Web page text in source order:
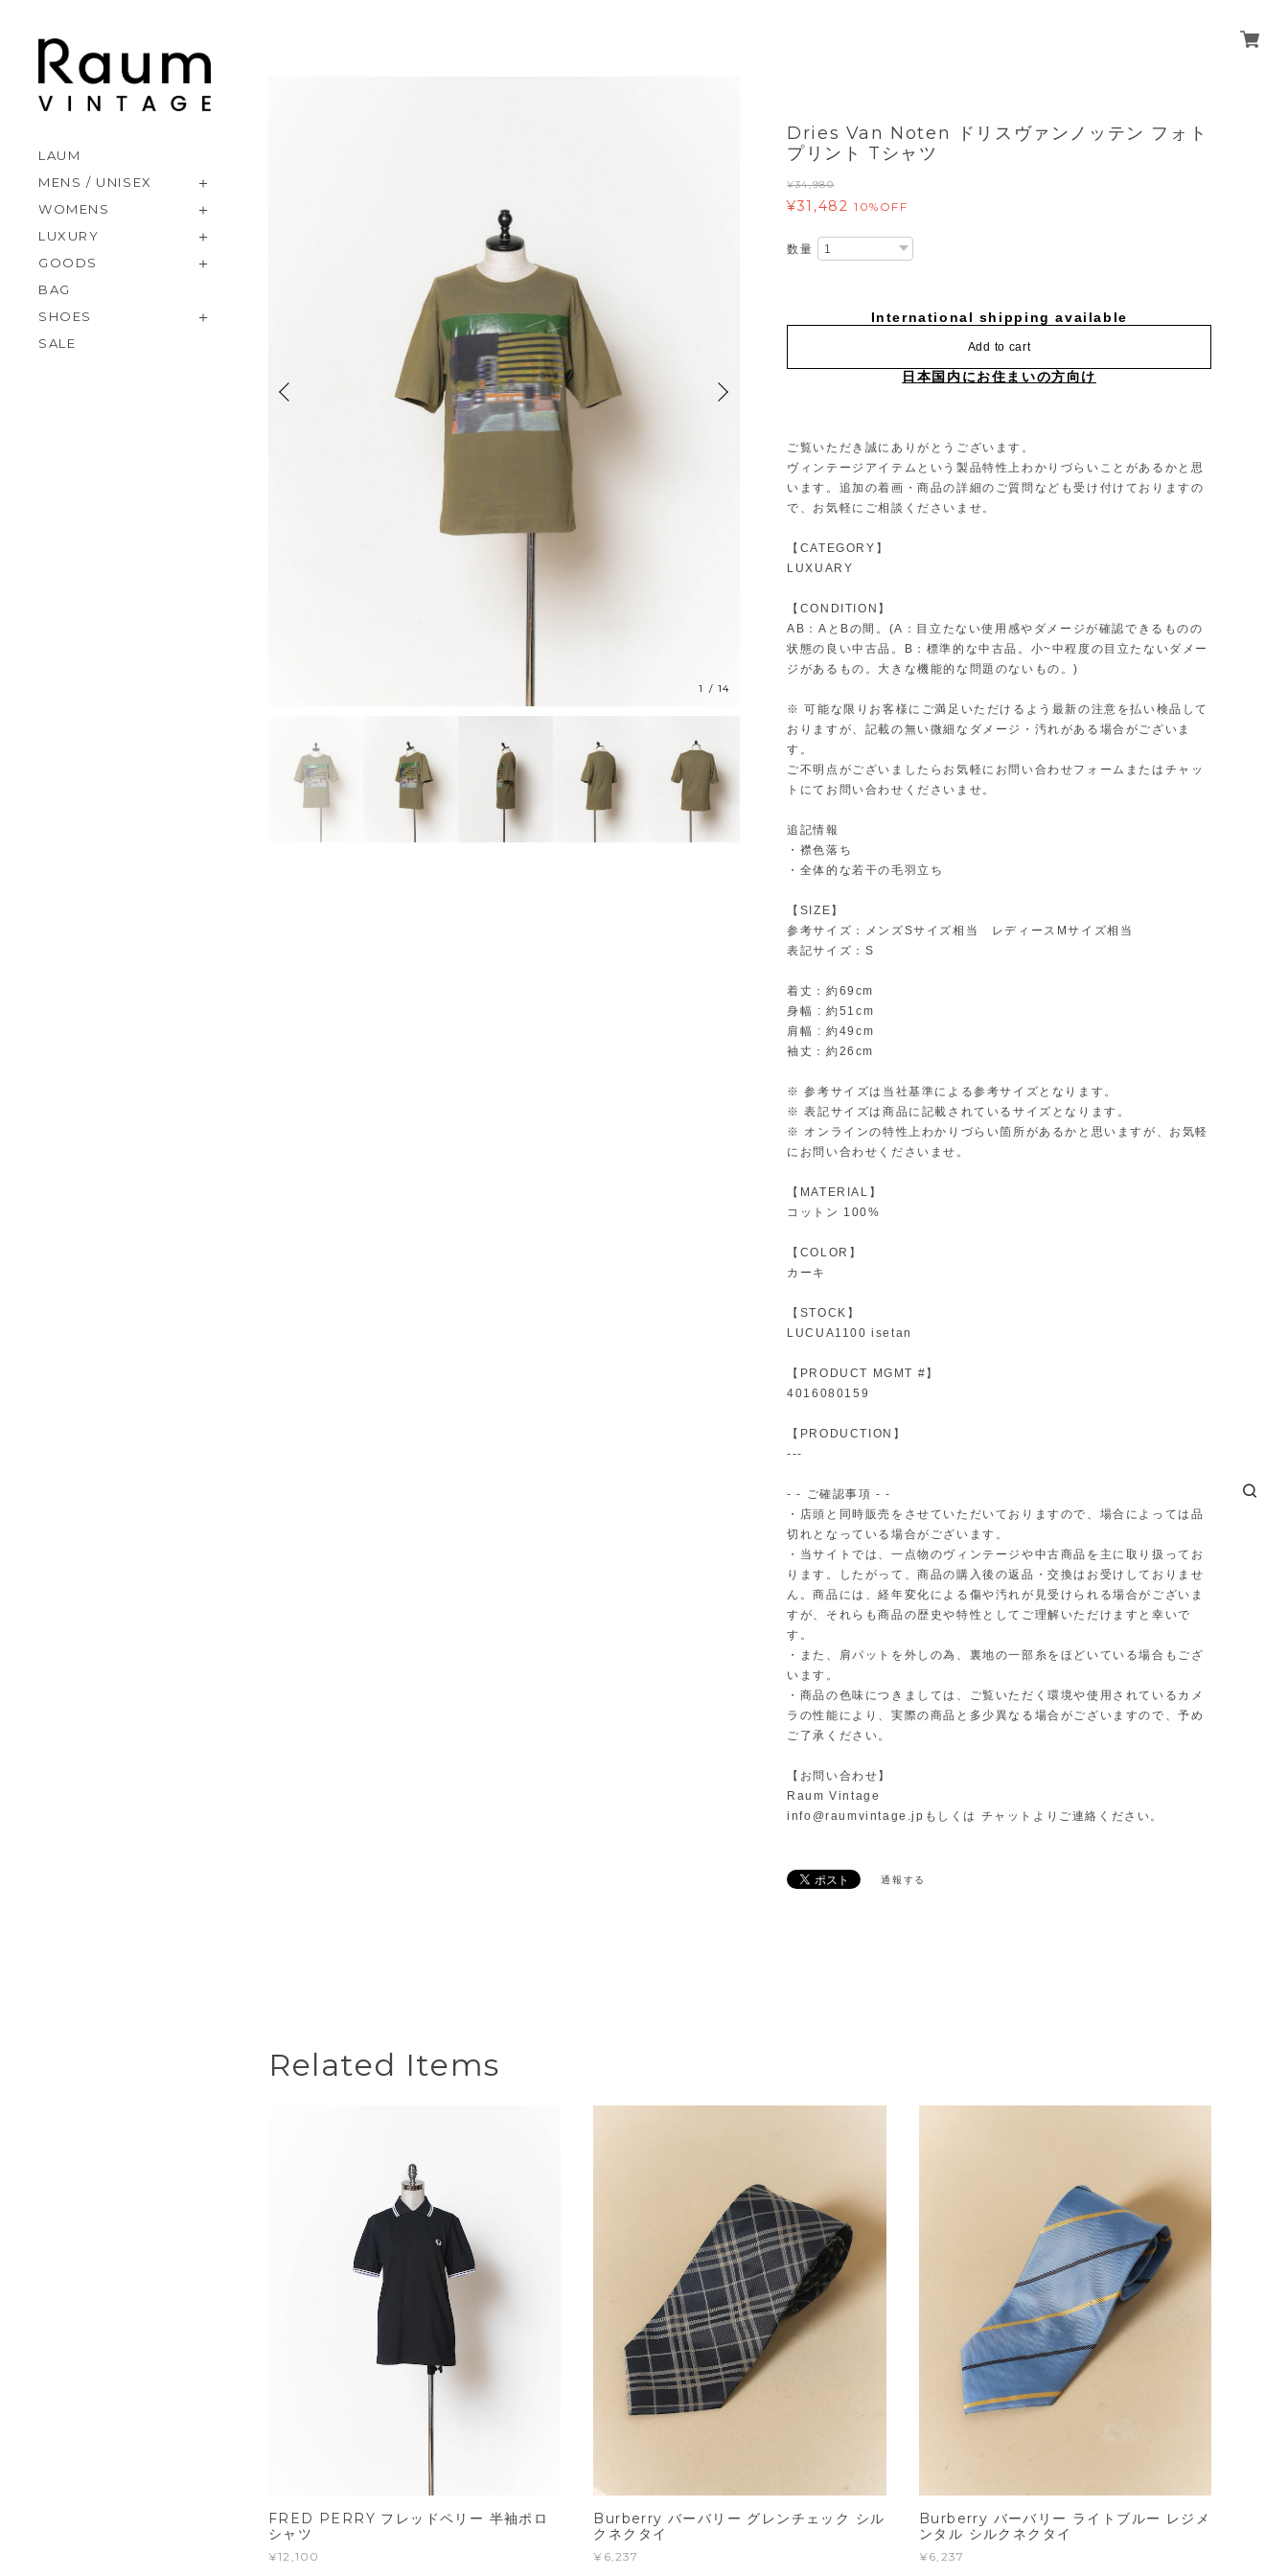
LAUM
MENS / UNISEX
WOMENS
LUXURY
GOODS
BAG
SHOES
SALE
1 / 14
Dries Van Noten ドリスヴァンノッテン フォト
プリント Tシャツ
¥34,980
¥31,482 10%OFF
数量
International shipping available
Add to cart
日本国内にお住まいの方向け
ご覧いただき誠にありがとうございます。
ヴィンテージアイテムという製品特性上わかりづらいことがあるかと思
います。追加の着画・商品の詳細のご質問なども受け付けておりますの
で、お気軽にご相談くださいませ。
【CATEGORY】
LUXUARY
【CONDITION】
AB：AとBの間。(A：目立たない使用感やダメージが確認できるものの
状態の良い中古品。B：標準的な中古品。小~中程度の目立たないダメー
ジがあるもの。大きな機能的な問題のないもの。)
※ 可能な限りお客様にご満足いただけるよう最新の注意を払い検品して
おりますが、記載の無い微細なダメージ・汚れがある場合がございま
す。
ご不明点がございましたらお気軽にお問い合わせフォームまたはチャッ
トにてお問い合わせくださいませ。
追記情報
・襟色落ち
・全体的な若干の毛羽立ち
【SIZE】
参考サイズ：メンズSサイズ相当 レディースMサイズ相当
表記サイズ：S
着丈：約69cm
身幅 : 約51cm
肩幅 : 約49cm
袖丈：約26cm
※ 参考サイズは当社基準による参考サイズとなります。
※ 表記サイズは商品に記載されているサイズとなります。
※ オンラインの特性上わかりづらい箇所があるかと思いますが、お気軽
にお問い合わせくださいませ。
【MATERIAL】
コットン 100%
【COLOR】
カーキ
【STOCK】
LUCUA1100 isetan
【PRODUCT MGMT #】
4016080159
【PRODUCTION】
---
- - ご確認事項 - -
・店頭と同時販売をさせていただいておりますので、場合によっては品
切れとなっている場合がございます。
・当サイトでは、一点物のヴィンテージや中古商品を主に取り扱ってお
ります。したがって、商品の購入後の返品・交換はお受けしておりませ
ん。商品には、経年変化による傷や汚れが見受けられる場合がございま
すが、それらも商品の歴史や特性としてご理解いただけますと幸いで
す。
・また、肩パットを外しの為、裏地の一部糸をほどいている場合もござ
います。
・商品の色味につきましては、ご覧いただく環境や使用されているカメ
ラの性能により、実際の商品と多少異なる場合がございますので、予め
ご了承ください。
【お問い合わせ】
Raum Vintage
info@raumvintage.jp もしくは チャットよりご連絡ください。
通報する
Related Items
FRED PERRY フレッドペリー 半袖ポロ
シャツ
¥12,100
Burberry バーバリー グレンチェック シル
クネクタイ
¥6,237
Burberry バーバリー ライトブルー レジメ
ンタル シルクネクタイ
¥6,237